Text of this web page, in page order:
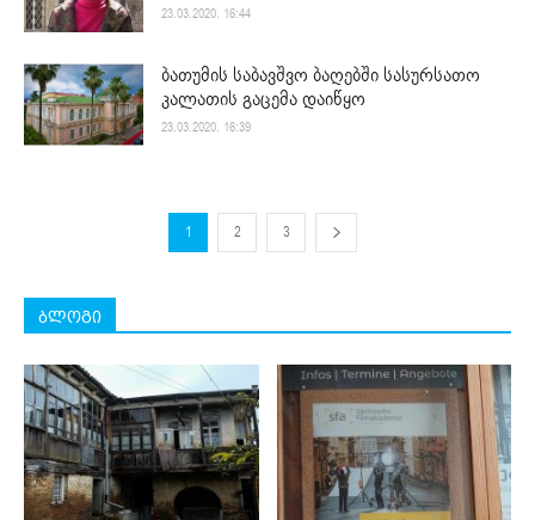
23.03.2020. 16:44
ბათუმის საბავშვო ბაღებში სასურსათო
კალათის გაცემა დაიწყო
23.03.2020. 16:39
1 2 3
ბლოგი